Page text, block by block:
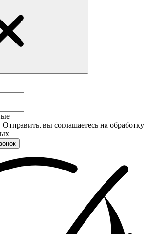
вы соглашаетесь на обработку